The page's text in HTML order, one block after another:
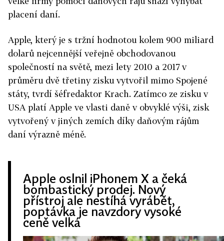
placení daní.
Apple, který je s tržní hodnotou kolem 900 miliard
dolarů nejcennější veřejně obchodovanou
společností na světě, mezi lety 2010 a 2017 v
průměru dvě třetiny zisku vytvořil mimo Spojené
státy, tvrdí šéfredaktor Krach. Zatímco ze zisku v
USA platí Apple ve vlasti daně v obvyklé výši, zisk
vytvořený v jiných zemích díky daňovým rájům
daní výrazně méně.
Apple oslnil iPhonem X a čeká
bombastický prodej. Nový
přístroj ale nestíhá vyrábět,
poptávka je navzdory vysoké
ceně velká